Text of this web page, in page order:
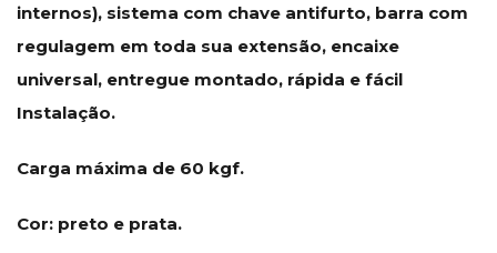
internos), sistema com chave antifurto, barra com
regulagem em toda sua extensão, encaixe
universal, entregue montado, rápida e fácil
Instalação.
Carga máxima de 60 kgf.
Cor: preto e prata.